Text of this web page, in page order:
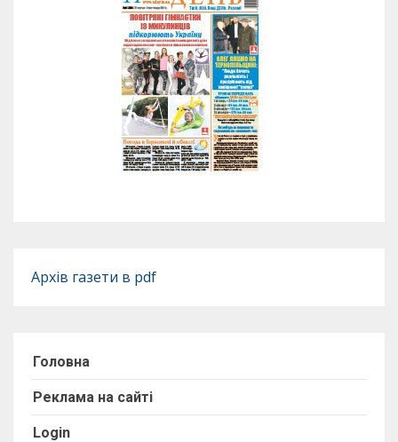
Архів газети в pdf
Головна
Реклама на сайті
Login